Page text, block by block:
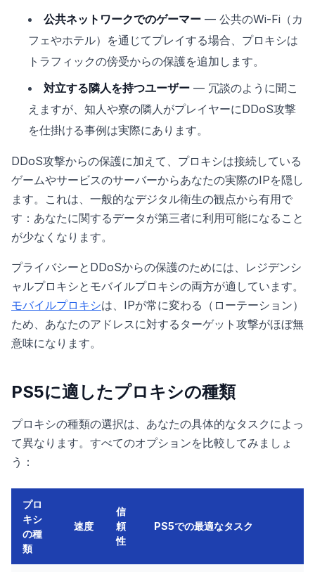
公共ネットワークでのゲーマー — 公共のWi-Fi（カ
フェやホテル）を通じてプレイする場合、プロキシは
トラフィックの傍受からの保護を追加します。
対立する隣人を持つユーザー — 冗談のように聞こ
えますが、知人や寮の隣人がプレイヤーにDDoS攻撃
を仕掛ける事例は実際にあります。
DDoS攻撃からの保護に加えて、プロキシは接続している
ゲームやサービスのサーバーからあなたの実際のIPを隠し
ます。これは、一般的なデジタル衛生の観点から有用で
す：あなたに関するデータが第三者に利用可能になること
が少なくなります。
プライバシーとDDoSからの保護のためには、レジデンシ
ャルプロキシとモバイルプロキシの両方が適しています。
モバイルプロキシは、IPが常に変わる（ローテーション）
ため、あなたのアドレスに対するターゲット攻撃がほぼ無
意味になります。
PS5に適したプロキシの種類
プロキシの種類の選択は、あなたの具体的なタスクによっ
て異なります。すべてのオプションを比較してみましょ
う：
プロ
キシ
の種
類
速度
信
頼
性
PS5での最適なタスク